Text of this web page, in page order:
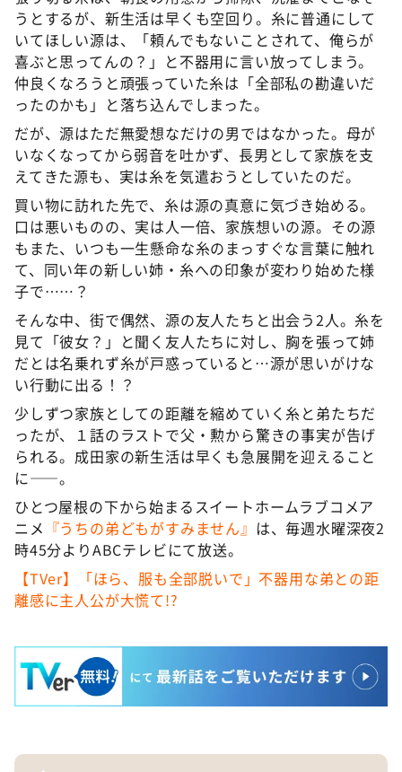
うとするが、新生活は早くも空回り。糸に普通にして
いてほしい源は、「頼んでもないことされて、俺らが
喜ぶと思ってんの？」と不器用に言い放ってしまう。
仲良くなろうと頑張っていた糸は「全部私の勘違いだ
ったのかも」と落ち込んでしまった。
だが、源はただ無愛想なだけの男ではなかった。母が
いなくなってから弱音を吐かず、長男として家族を支
えてきた源も、実は糸を気遣おうとしていたのだ。
買い物に訪れた先で、糸は源の真意に気づき始める。
口は悪いものの、実は人一倍、家族想いの源。その源
もまた、いつも一生懸命な糸のまっすぐな言葉に触れ
て、同い年の新しい姉・糸への印象が変わり始めた様
子で……？
そんな中、街で偶然、源の友人たちと出会う2人。糸を
見て「彼女？」と聞く友人たちに対し、胸を張って姉
だとは名乗れず糸が戸惑っていると…源が思いがけな
い行動に出る！？
少しずつ家族としての距離を縮めていく糸と弟たちだ
ったが、１話のラストで父・勲から驚きの事実が告げ
られる。成田家の新生活は早くも急展開を迎えること
に――。
ひとつ屋根の下から始まるスイートホームラブコメア
ニメ 『うちの弟どもがすみません』 は、毎週水曜深夜2
時45分よりABCテレビにて放送。
【TVer】「ほら、服も全部脱いで」不器用な弟との距
離感に主人公が大慌て!?